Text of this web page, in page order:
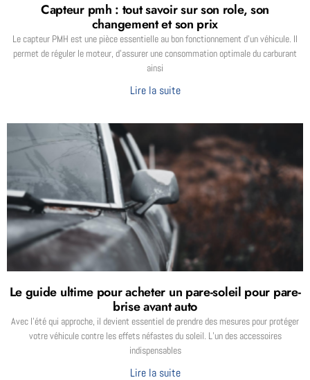
Capteur pmh : tout savoir sur son role, son
changement et son prix
Le capteur PMH est une pièce essentielle au bon fonctionnement d’un véhicule. Il
permet de réguler le moteur, d’assurer une consommation optimale du carburant
ainsi
Lire la suite
Le guide ultime pour acheter un pare-soleil pour pare-
brise avant auto
Avec l’été qui approche, il devient essentiel de prendre des mesures pour protéger
votre véhicule contre les effets néfastes du soleil. L’un des accessoires
indispensables
Lire la suite